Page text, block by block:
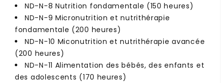
ND-N-8 Nutrition fondamentale (150 heures)
ND-N-9 Micronutrition et nutrithérapie
fondamentale (200 heures)
ND-N-10 Miconutrition et nutrithérapie avancée
(200 heures)
ND-N-11 Alimentation des bébés, des enfants et
des adolescents (170 heures)